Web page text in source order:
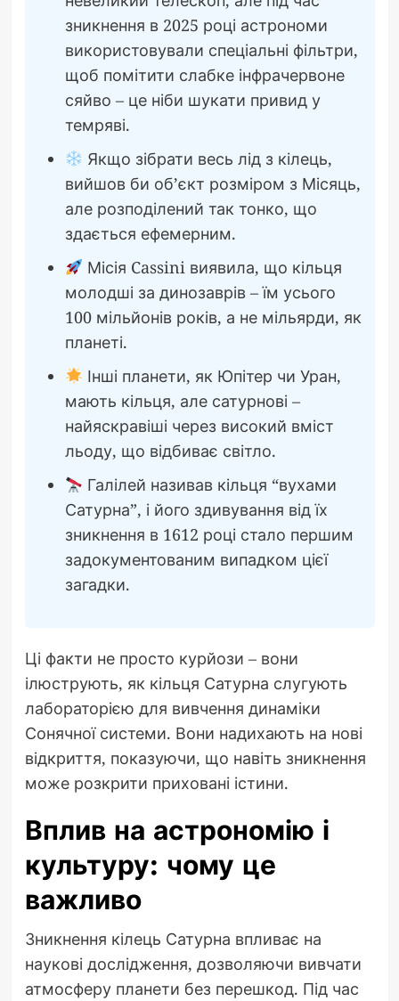
зникнення в 2025 році астрономи
використовували спеціальні фільтри,
щоб помітити слабке інфрачервоне
сяйво – це ніби шукати привид у
темряві.
Якщо зібрати весь лід з кілець,
вийшов би об’єкт розміром з Місяць,
але розподілений так тонко, що
здається ефемерним.
Місія Cassini виявила, що кільця
молодші за динозаврів – їм усього
100 мільйонів років, а не мільярди, як
планеті.
Інші планети, як Юпітер чи Уран,
мають кільця, але сатурнові –
найяскравіші через високий вміст
льоду, що відбиває світло.
Галілей називав кільця “вухами
Сатурна”, і його здивування від їх
зникнення в 1612 році стало першим
задокументованим випадком цієї
загадки.
Ці факти не просто курйози – вони
ілюструють, як кільця Сатурна слугують
лабораторією для вивчення динаміки
Сонячної системи. Вони надихають на нові
відкриття, показуючи, що навіть зникнення
може розкрити приховані істини.
Вплив на астрономію і
культуру: чому це
важливо
Зникнення кілець Сатурна впливає на
наукові дослідження, дозволяючи вивчати
атмосферу планети без перешкод. Під час